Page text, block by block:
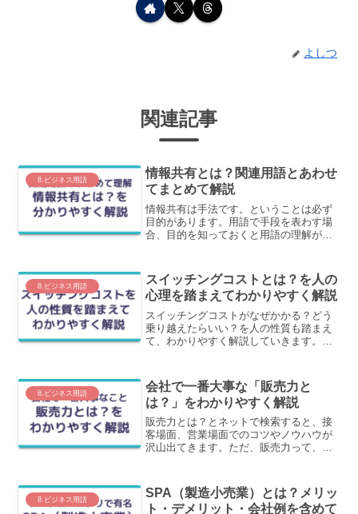
よしつ
関連記事
8.ビジネス用語
情報共有とは？関連用語とあわせ
てまとめて解説
情報共有は手法です。ということは必ず
目的があります。用語で手段を表わす場
合、目的を知っておくと用語の理解が進
ってわかりやすく解説します。
8.ビジネス用語
スイッチングコストとは？を人の
心理を踏まえてわかりやすく解説
スイッチングコストがなぜかかる？どう
乗り越えたらいい？を人の性質も踏まえ
て、わかりやすく解説していきます。人
かわっています。
8.ビジネス用語
会社で一番大事な「販売力と
は？」をわかりやすく解説
販売力とは？とネットで検索すると、接
客場面、営業場面でのコツやノウハウが
沢山出てきます。ただ、販売力って、接
とは何か？についてわかりやすく解説し
ます。
8.ビジネス用語
SPA（製造小売業）とは？メリッ
ト・デメリット・会社例を含めて